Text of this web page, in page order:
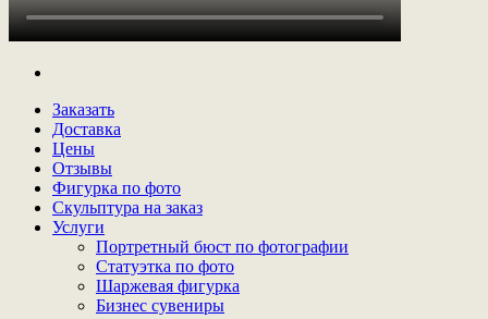
Заказать
Доставка
Цены
Отзывы
Фигурка по фото
Скульптура на заказ
Услуги
Портретный бюст по фотографии
Статуэтка по фото
Шаржевая фигурка
Бизнес сувениры